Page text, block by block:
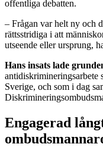
offentliga debatten.
– Frågan var helt ny och
rättsstridiga i att
utseende eller ursprung,
Hans insats lade
antidiskrimineringsarbete
Sverige, och som i dag
Engagerad